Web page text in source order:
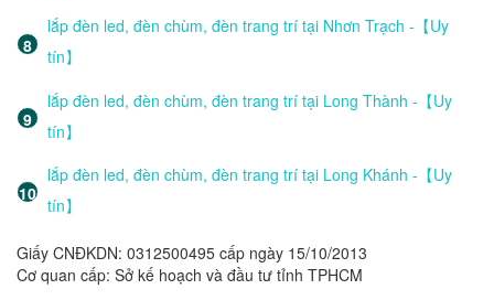
lắp đèn led, đèn chùm, đèn trang trí tại Nhơn Trạch -【Uy
tín】
lắp đèn led, đèn chùm, đèn trang trí tại Long Thành -【Uy
tín】
lắp đèn led, đèn chùm, đèn trang trí tại Long Khánh -【Uy
tín】
Giấy CNĐKDN: 0312500495 cấp ngày 15/10/2013
Cơ quan cấp: Sở kế hoạch và đầu tư tỉnh TPHCM